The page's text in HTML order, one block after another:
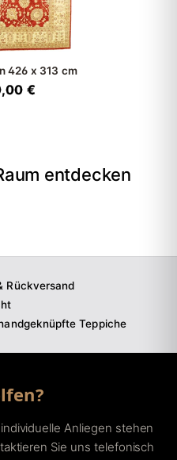
426 x 313 cm
€
entdecken
Rückversand
Teppiche
Anliegen stehen
Sie uns telefonisch